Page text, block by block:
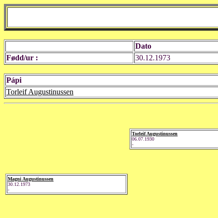
Dato
Fødd/ur :
30.12.1973
Pápi
Torleif Augustinussen
Magni Augustinussen
30.12.1973
-
Torleif Augustinussen
06.07.1930
-